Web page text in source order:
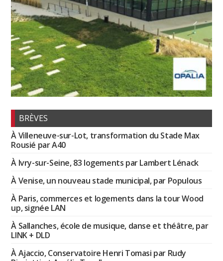
BRÈVES
À Villeneuve-sur-Lot, transformation du Stade Max
Rousié par A40
À Ivry-sur-Seine, 83 logements par Lambert Lénack
À Venise, un nouveau stade municipal, par Populous
À Paris, commerces et logements dans la tour Wood
up, signée LAN
À Sallanches, école de musique, danse et théâtre, par
LINK + DLD
À Ajaccio, Conservatoire Henri Tomasi par Rudy